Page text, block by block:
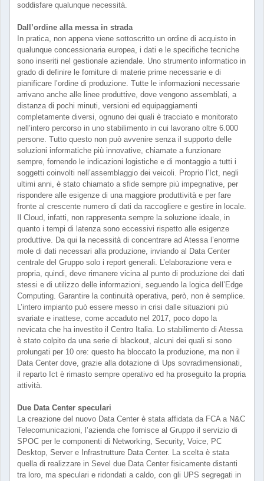
soddisfare qualunque necessità.
Dall’ordine alla messa in strada
In pratica, non appena viene sottoscritto un ordine di acquisto in
qualunque concessionaria europea, i dati e le specifiche tecniche
sono inseriti nel gestionale aziendale. Uno strumento informatico in
grado di definire le forniture di materie prime necessarie e di
pianificare l’ordine di produzione. Tutte le informazioni necessarie
arrivano anche alle linee produttive, dove vengono assemblati, a
distanza di pochi minuti, versioni ed equipaggiamenti
completamente diversi, ognuno dei quali è tracciato e monitorato
nell’intero percorso in uno stabilimento in cui lavorano oltre 6.000
persone. Tutto questo non può avvenire senza il supporto delle
soluzioni informatiche più innovative, chiamate a funzionare
sempre, fornendo le indicazioni logistiche e di montaggio a tutti i
soggetti coinvolti nell’assemblaggio dei veicoli. Proprio l’Ict, negli
ultimi anni, è stato chiamato a sfide sempre più impegnative, per
rispondere alle esigenze di una maggiore produttività e per fare
fronte al crescente numero di dati da raccogliere e gestire in locale.
Il Cloud, infatti, non rappresenta sempre la soluzione ideale, in
quanto i tempi di latenza sono eccessivi rispetto alle esigenze
produttive. Da qui la necessità di concentrare ad Atessa l’enorme
mole di dati necessari alla produzione, inviando al Data Center
centrale del Gruppo solo i report generali. L’elaborazione vera e
propria, quindi, deve rimanere vicina al punto di produzione dei dati
stessi e di utilizzo delle informazioni, seguendo la logica dell’Edge
Computing. Garantire la continuità operativa, però, non è semplice.
L’intero impianto può essere messo in crisi dalle situazioni più
svariate e inattese, come accaduto nel 2017, poco dopo la
nevicata che ha investito il Centro Italia. Lo stabilimento di Atessa
è stato colpito da una serie di blackout, alcuni dei quali si sono
prolungati per 10 ore: questo ha bloccato la produzione, ma non il
Data Center dove, grazie alla dotazione di Ups sovradimensionati,
il reparto Ict è rimasto sempre operativo ed ha proseguito la propria
attività.
Due Data Center speculari
La creazione del nuovo Data Center è stata affidata da FCA a N&C
Telecomunicazioni, l’azienda che fornisce al Gruppo il servizio di
SPOC per le componenti di Networking, Security, Voice, PC
Desktop, Server e Infrastrutture Data Center. La scelta è stata
quella di realizzare in Sevel due Data Center fisicamente distanti
tra loro, ma speculari e ridondati a caldo, con gli UPS segregati in